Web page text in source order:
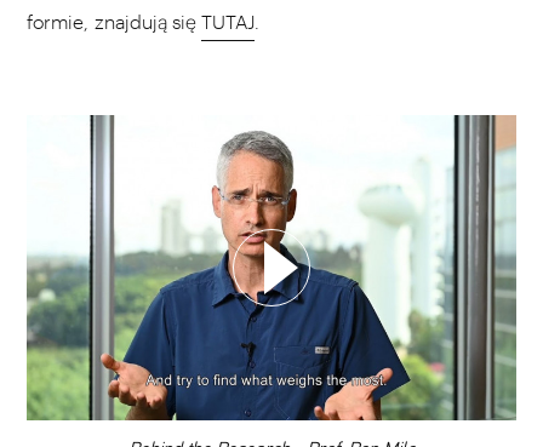
formie, znajdują się TUTAJ
WYBIERZ SWOJĄ PLAYLISTĘ
DODAJ TEN FILM DO PLAYLISTY